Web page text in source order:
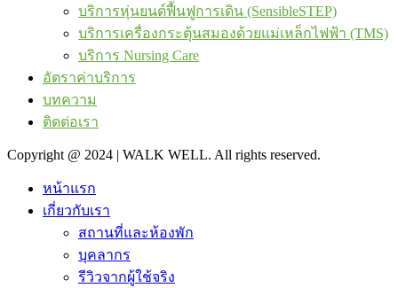
บริการหุ่นยนต์ฟื้นฟูการเดิน (SensibleSTEP)
บริการเครื่องกระตุ้นสมองด้วยแม่เหล็กไฟฟ้า (TMS)
บริการ Nursing Care
อัตราค่าบริการ
บทความ
ติดต่อเรา
Copyright @ 2024 | WALK WELL. All rights reserved.
หน้าแรก
เกี่ยวกับเรา
สถานที่และห้องพัก
บุคลากร
รีวิวจากผู้ใช้จริง